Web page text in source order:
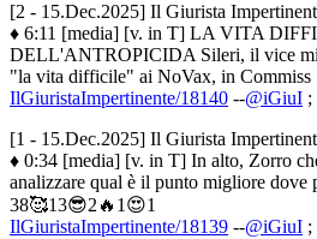
[2 - 15.Dec.2025] Il Giurista
♦ 6:11 [media] [v. in T] LA VITA
DELL'ANTROPICIDA Sileri, il vice
"la vita difficile" ai NoVax, in Commiss
IlGiuristaImpertinente/18140 --@iGiuI ;
[1 - 15.Dec.2025] Il Giurista
♦ 0:34 [media] [v. in T] In alto, Zorro
analizzare qual è il punto migliore dove
38🥰13😎2🔥1😍1
IlGiuristaImpertinente/18139 --@iGiuI ;